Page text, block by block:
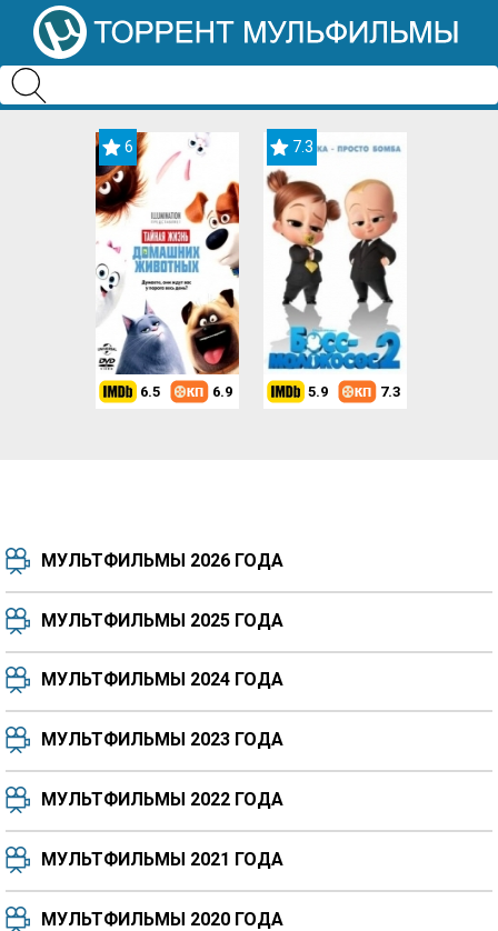
6
6.5 6.9
7.3
5.9 7.3
7.5 8.3
8.3 8.2
МУЛЬТФИЛЬМЫ 2026 ГОДА
МУЛЬТФИЛЬМЫ 2025 ГОДА
МУЛЬТФИЛЬМЫ 2024 ГОДА
МУЛЬТФИЛЬМЫ 2023 ГОДА
МУЛЬТФИЛЬМЫ 2022 ГОДА
МУЛЬТФИЛЬМЫ 2021 ГОДА
МУЛЬТФИЛЬМЫ 2020 ГОДА